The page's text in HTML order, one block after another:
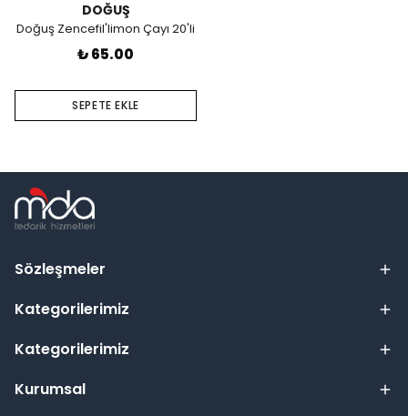
DOĞUŞ
Doğuş Zencefil'limon Çayı 20'li
₺ 65.00
SEPETE EKLE
Sözleşmeler
Kategorilerimiz
Kategorilerimiz
Kurumsal